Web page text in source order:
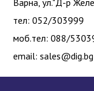
тел: 052/303999
моб.тел: 088/
email:sales@dig.bg